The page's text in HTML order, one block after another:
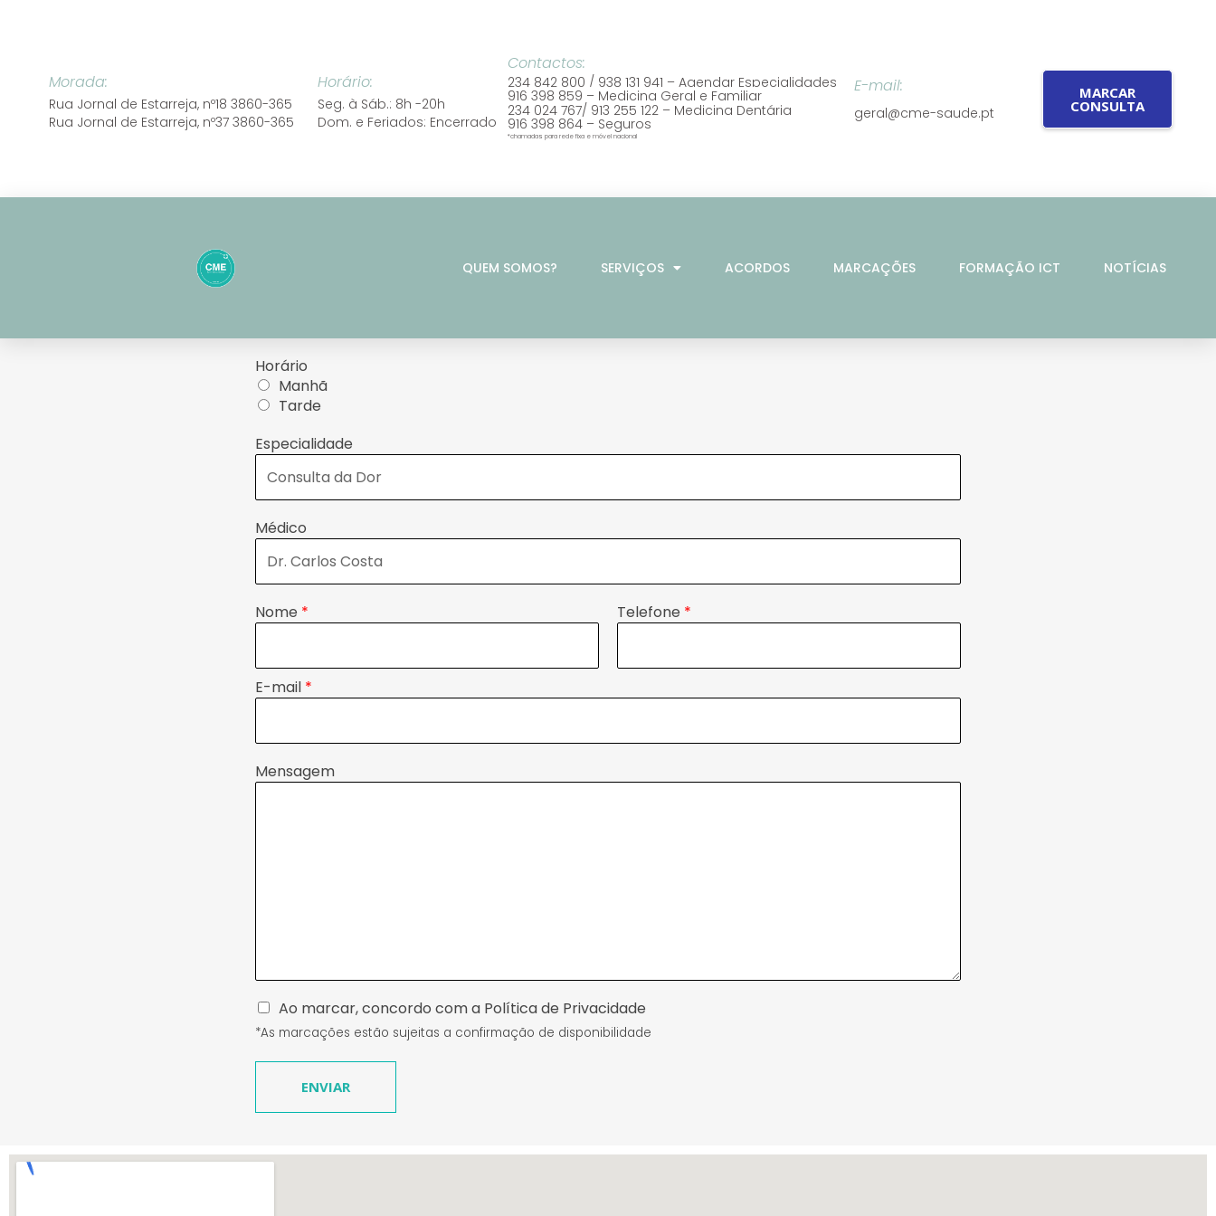
Morada:
Rua Jornal de Estarreja, nº18 3860-365
Rua Jornal de Estarreja, nº37 3860-365
Horário:
Seg. à Sáb.: 8h -20h
Dom. e Feriados: Encerrado
Contactos:
234 842 800 / 938 131 941 – Agendar Especialidades
916 398 859 – Medicina Geral e Familiar
234 024 767/ 913 255 122 – Medicina Dentária
916 398 864 – Seguros
*chamadas para rede fixa e móvel nacional
E-mail:
geral@cme-saude.pt
MARCAR
CONSULTA
QUEM SOMOS? SERVIÇOS ACORDOS MARCAÇÕES FORMAÇÃO ICT NOTÍCIAS
Horário
Manhã
Tarde
Especialidade
Médico
Nome * Telefone *
E-mail *
Mensagem
P
o
i
i
_
Ao marcar, concordo com a Política de Privacidade
*As marcações estão sujeitas a confirmação de disponibilidade
ENVIAR